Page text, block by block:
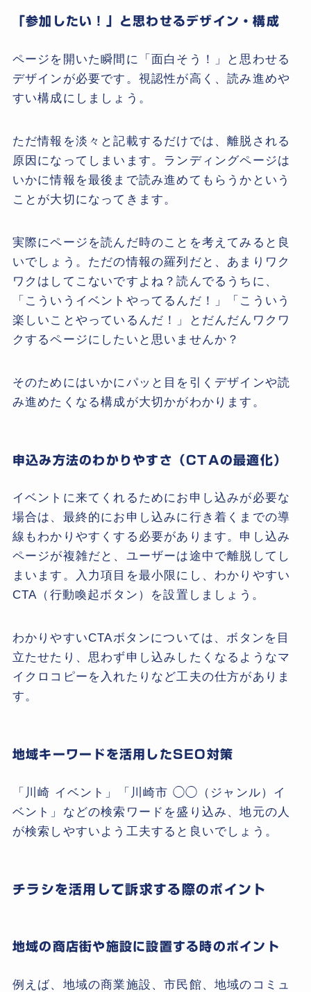
「参加したい！」と思わせるデザイン・構成
ページを開いた瞬間に「面白そう！」と思わせる
デザインが必要です。視認性が高く、読み進めや
すい構成にしましょう。
ただ情報を淡々と記載するだけでは、離脱される
原因になってしまいます。ランディングページは
いかに情報を最後まで読み進めてもらうかという
ことが大切になってきます。
実際にページを読んだ時のことを考えてみると良
いでしょう。ただの情報の羅列だと、あまりワク
ワクはしてこないですよね？読んでるうちに、
「こういうイベントやってるんだ！」「こういう
楽しいことやっているんだ！」とだんだんワクワ
クするページにしたいと思いませんか？
そのためにはいかにパッと目を引くデザインや読
み進めたくなる構成が大切かがわかります。
申込み方法のわかりやすさ（CTAの最適化）
イベントに来てくれるためにお申し込みが必要な
場合は、最終的にお申し込みに行き着くまでの導
線もわかりやすくする必要があります。申し込み
ページが複雑だと、ユーザーは途中で離脱してし
まいます。入力項目を最小限にし、わかりやすい
CTA（行動喚起ボタン）を設置しましょう。
わかりやすいCTAボタンについては、ボタンを目
立たせたり、思わず申し込みしたくなるようなマ
イクロコピーを入れたりなど工夫の仕方がありま
す。
地域キーワードを活用したSEO対策
「川崎 イベント」「川崎市 ◯◯（ジャンル）イ
ベント」などの検索ワードを盛り込み、地元の人
が検索しやすいよう工夫すると良いでしょう。
チラシを活用して訴求する際のポイント
地域の商店街や施設に設置する 時のポイント
例えば、地域の商業施設、市民館、地域のコミュ